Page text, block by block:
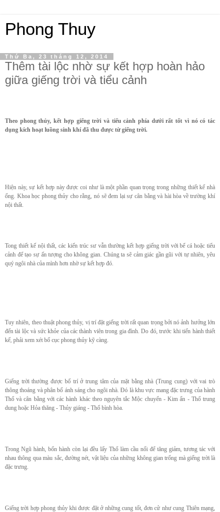
Phong Thuy
Thứ Ba, 23 tháng 12, 2014
Thêm tài lộc nhờ sự kết hợp hoàn hảo
giữa giếng trời và tiểu cảnh
Theo phong thủy, kết hợp giếng trời và tiểu cảnh phía dưới rất tốt vì nó có tác
dụng kích hoạt luồng sinh khí đã thu được từ giếng trời.
Hiện này, sự kết hợp này được coi như là một phần quan trọng trong những thiết kế nhà
ống. Khoa học phong thủy cho rằng, nó sẽ đem lại sự cân bằng và hài hòa về trường khí
nội thất.
Tong thiết kế nội thất, các kiến trúc sư vẫn thường kết hợp giếng trời với bể cá hoặc tiểu
cảnh để tạo sự ấn tượng cho không gian. Chúng ta sẽ cảm giác gần gũi với tự nhiên, yêu
quý ngôi nhà của mình hơn nhờ sự kết hợp đó.
Tuy nhiên, theo thuật phong thủy, vị trí đặt giếng trời rất quan trọng bởi nó ảnh hưởng lớn
đến tài lộc và sức khỏe của các thành viên trong gia đình. Do đó, trước khi tiến hành thiết
kế, phải xem xét bố cục phong thủy kỹ càng.
Giếng trời thường được bố trí ở trung tâm của mặt bằng nhà (Trung cung) với vai trò
thông thoáng và phân bố ánh sáng cho ngôi nhà. Đó là khu vực mang đặc trưng của hành
Thổ và cân bằng với các hành khác theo nguyên tắc Mộc chuyển - Kim ẩn - Thổ trung
dung hoặc Hỏa thăng - Thủy giáng - Thổ bình hòa.
Trong Ngũ hành, bốn hành còn lại đều lấy Thổ làm cầu nối để tăng giảm, tương tác với
nhau thông qua màu sắc, đường nét, vật liệu của những không gian trống mà giếng trời là
đặc trưng.
Giếng trời hợp phong thủy khi được đặt ở những cung tốt, đơn cử như cung Thiên mạng,